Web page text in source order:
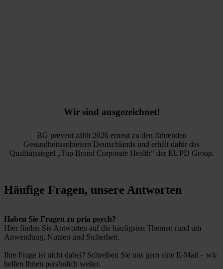
Wir sind ausgezeichnet!
BG prevent zählt 2026 erneut zu den führenden
Gesundheitsanbietern Deutschlands und erhält dafür das
Qualitätssiegel „Top Brand Corporate Health“ der EUPD Group.
Häufige Fragen, unsere Antworten
Haben Sie Fragen zu pria psych?
Hier finden Sie Antworten auf die häufigsten Themen rund um
Anwendung, Nutzen und Sicherheit.
Ihre Frage ist nicht dabei? Schreiben Sie uns gern eine E-Mail – wir
helfen Ihnen persönlich weiter.